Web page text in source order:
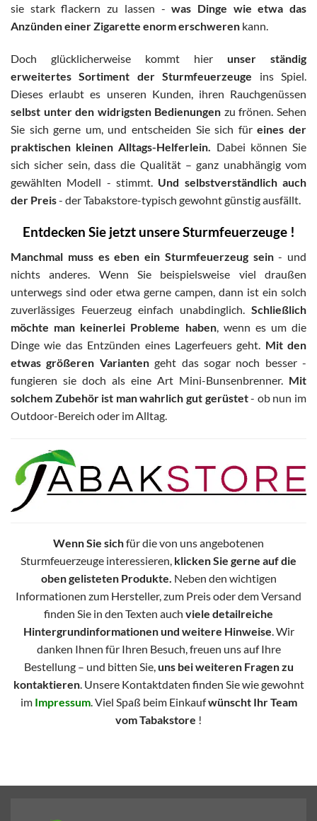
sie stark flackern zu lassen -was Dinge wie etwa das
Anzünden einer Zigarette enorm erschweren kann.
Doch glücklicherweise kommt hier unser ständig
erweitertes Sortiment der Sturmfeuerzeuge ins Spiel.
Dieses erlaubt es unseren Kunden, ihren Rauchgenüssen
selbst unter den widrigsten Bedienungen zu frönen. Sehen
Sie sich gerne um, und entscheiden Sie sich füreines der
praktischen kleinen Alltags-Helferlein. Dabei können Sie
sich sicher sein, dass die Qualität – ganz unabhängig vom
gewählten Modell - stimmt. Und selbstverständlich auch
der Preis- der Tabakstore-typisch gewohnt günstig ausfällt.
Entdecken Sie jetzt unsere Sturmfeuerzeuge !
Manchmal muss es eben ein Sturmfeuerzeug sein- und
nichts anderes. Wenn Sie beispielsweise viel draußen
unterwegs sind oder etwa gerne campen, dann ist ein solch
zuverlässiges Feuerzeug einfach unabdinglich. Schließlich
möchte man keinerlei Probleme haben, wenn es um die
Dinge wie das Entzünden eines Lagerfeuers geht. Mit den
etwas größeren Variantengeht das sogar noch besser -
fungieren sie doch als eine Art Mini-Bunsenbrenner. Mit
solchem Zubehör ist man wahrlich gut gerüstet- ob nun im
Outdoor-Bereich oder im Alltag.
Wenn Sie sichfür die von uns angebotenen
Sturmfeuerzeuge interessieren, klicken Sie gerne auf die
oben gelisteten Produkte. Neben den wichtigen
Informationen zum Hersteller, zum Preis oder dem Versand
finden Sie in den Texten auch viele detailreiche
Hintergrundinformationen und weitere Hinweise. Wir
danken Ihnen für Ihren Besuch, freuen uns auf Ihre
Bestellung – und bitten Sie,uns bei weiteren Fragen zu
kontaktieren. Unsere Kontaktdaten finden Sie wie gewohnt
im Impressum. Viel Spaß beim Einkaufwünscht Ihr Team
vom Tabakstore !